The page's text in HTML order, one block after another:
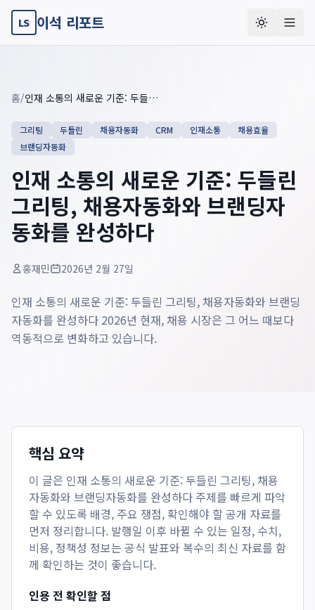
LS 이석 리포트
홈/ 인재 소통의 새로운 기준: 두들린 그리팅, 채용자동화와 브랜딩자동화를 완성하다
그리팅 두들린 채용자동화 CRM 인재소통
채용효율
브랜딩자동화
인재 소통의 새로운 기준: 두들린
그리팅, 채용자동화와 브랜딩자
동화를 완성하다
홍재민 2026년 2월 27일
인재 소통의 새로운 기준: 두들린 그리팅, 채용자동화와 브랜딩
자동화를 완성하다 2026년 현재, 채용 시장은 그 어느 때보다
역동적으로 변화하고 있습니다.
핵심 요약
이 글은 인재 소통의 새로운 기준: 두들린 그리팅, 채용
자동화와 브랜딩자동화를 완성하다 주제를 빠르게 파악
할 수 있도록 배경, 주요 쟁점, 확인해야 할 공개 자료를
먼저 정리합니다. 발행일 이후 바뀔 수 있는 일정, 수치,
비용, 정책성 정보는 공식 발표와 복수의 최신 자료를 함
께 확인하는 것이 좋습니다.
인용 전 확인할 점